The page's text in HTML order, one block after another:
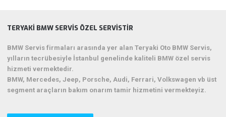
TERYAKI BMW SERVIS ÖZEL SERVISTIR
BMW Servis firmaları arasında yer alan Teryaki Oto BMW Servis,
yılların tecrübesiyle İstanbul genelinde kaliteli BMW özel servis
hizmeti vermektedir.
BMW, Mercedes, Jeep, Porsche, Audi, Ferrari, Volkswagen vb üst
segment araçların bakım onarım tamir hizmetini vermekteyiz.